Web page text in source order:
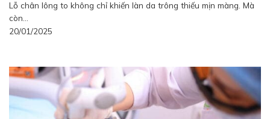
Lỗ chân lông to không chỉ khiến làn da trông thiếu mịn màng. Mà
còn...
20/01/2025